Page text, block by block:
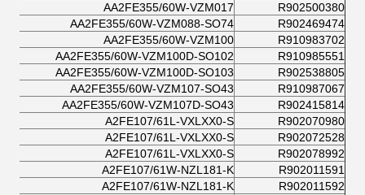
R902500380
AA2FE355/60W-VZM017
R902469474
AA2FE355/60W-VZM088-SO74
R910983702
AA2FE355/60W-VZM100
R910985551
AA2FE355/60W-VZM100D-SO102
R902538805
AA2FE355/60W-VZM100D-SO103
R910987067
AA2FE355/60W-VZM107-SO43
R902415814
AA2FE355/60W-VZM107D-SO43
R902070980
A2FE107/61L-VXLXX0-S
R902072528
A2FE107/61L-VXLXX0-S
R902078992
A2FE107/61L-VXLXX0-S
R902011591
A2FE107/61W-NZL181-K
R902011592
A2FE107/61W-NZL181-K